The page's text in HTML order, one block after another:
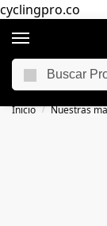
cyclingpro.co
🚴‍ Envío gratuito
Inicio / Nuestras